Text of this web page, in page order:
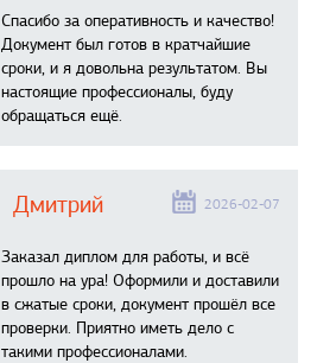
Спасибо за оперативность и качество!
Документ был готов в кратчайшие
сроки, и я довольна результатом. Вы
настоящие профессионалы, буду
обращаться ещё.
Дмитрий 2026-02-07
Заказал диплом для работы, и всё
прошло на ура! Оформили и доставили
в сжатые сроки, документ прошёл все
проверки. Приятно иметь дело с
такими профессионалами.